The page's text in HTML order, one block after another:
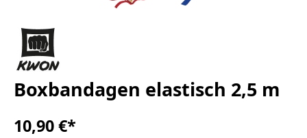
Boxbandagen elastisch 2,5 m
10,90 €*